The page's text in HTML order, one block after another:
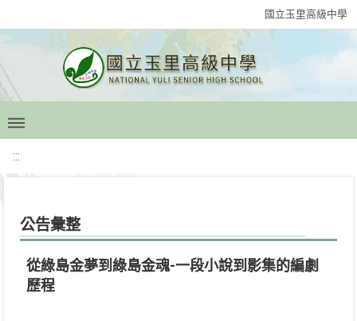
國立玉里高級中學
:::
公告彙整
從綠島金夢到綠島金魂-一段小說到影集的編劇
歷程